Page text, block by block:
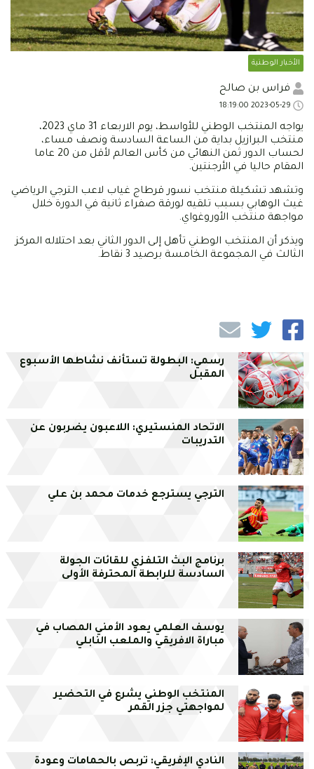
الأخبار الوطنية
فراس بن صالح
يواجه المنتخب الوطني للأواسط، يوم الاربعاء 31 ماي 2023،
منتخب البرازيل بداية من الساعة السادسة ونصف مساء،
لحساب الدور ثمن النهائي من كأس العالم لأقل من 20 عاما
المقام حاليا في الأرجنتين.
وتشهد تشكيلة منتخب نسور قرطاج غياب لاعب الترجي الرياضي
غيث الوهابي بسبب تلقيه لورقة صفراء ثانية في الدورة خلال
مواجهة منتخب الأوروغواي.
ويذكر أن المنتخب الوطني تأهل إلى الدور الثاني بعد احتلاله المركز
الثالث في المجموعة الخامسة برصيد 3 نقاط.
رسمي: البطولة تستأنف نشاطها الأسبوع
المقبل
الاتحاد المنستيري: اللاعبون يضربون عن
التدريبات
الترجي يسترجع خدمات محمد بن علي
برنامج البث التلفزي للقائات الجولة
السادسة للرابطة المحترفة الأولى
يوسف العلمي يعود الأمني المصاب في
مباراة الافريقي والملعب النابلي
المنتخب الوطني يشرع في التحضير
لمواجهتي جزر القمر
النادي الإفريقي: تربص بالحمامات وعودة